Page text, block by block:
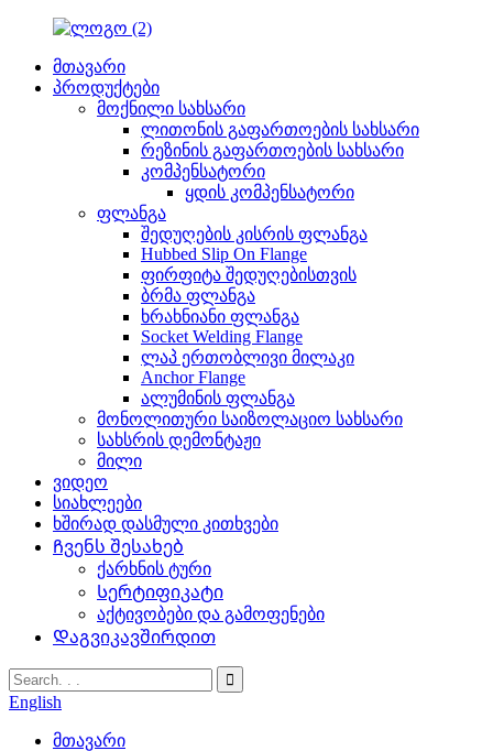
მთავარი
პროდუქტები
მოქნილი სახსარი
ლითონის გაფართოების სახსარი
რეზინის გაფართოების სახსარი
კომპენსატორი
ყდის კომპენსატორი
ფლანგა
შედუღების კისრის ფლანგა
Hubbed Slip On Flange
ფირფიტა შედუღებისთვის
ბრმა ფლანგა
ხრახნიანი ფლანგა
Socket Welding Flange
ლაპ ერთობლივი მილაკი
Anchor Flange
ალუმინის ფლანგა
მონოლითური საიზოლაციო სახსარი
სახსრის დემონტაჟი
მილი
ვიდეო
სიახლეები
ხშირად დასმული კითხვები
Ჩვენს შესახებ
ქარხნის ტური
Სერტიფიკატი
აქტივობები და გამოფენები
Დაგვიკავშირდით
English
მთავარი